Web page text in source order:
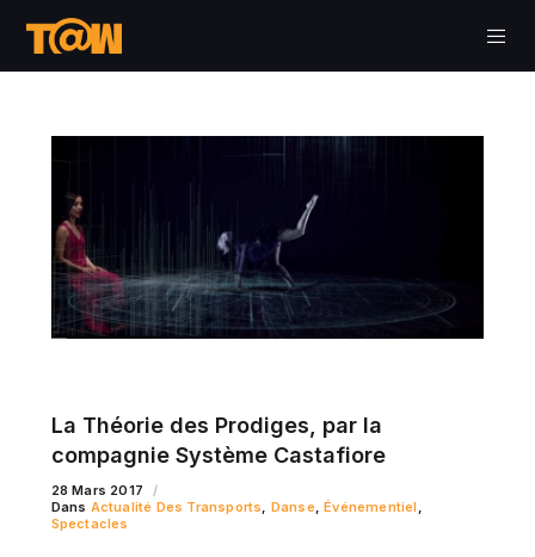
La Théorie des Prodiges, par la
compagnie Système Castafiore
28 Mars 2017
Dans Actualité Des Transports Danse,Événementiel
Spectacles